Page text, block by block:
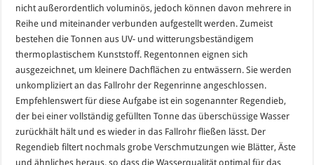
nicht außerordentlich voluminös, jedoch können davon mehrere in
Reihe und miteinander verbunden aufgestellt werden. Zumeist
bestehen die Tonnen aus UV- und witterungsbeständigem
thermoplastischem Kunststoff. Regentonnen eignen sich
ausgezeichnet, um kleinere Dachflächen zu entwässern. Sie werden
unkompliziert an das Fallrohr der Regenrinne angeschlossen.
Empfehlenswert für diese Aufgabe ist ein sogenannter Regendieb,
der bei einer vollständig gefüllten Tonne das überschüssige Wasser
zurückhält hält und es wieder in das Fallrohr fließen lässt. Der
Regendieb filtert nochmals grobe Verschmutzungen wie Blätter, Äste
und ähnliches heraus, so dass die Wasserqualität optimal für das